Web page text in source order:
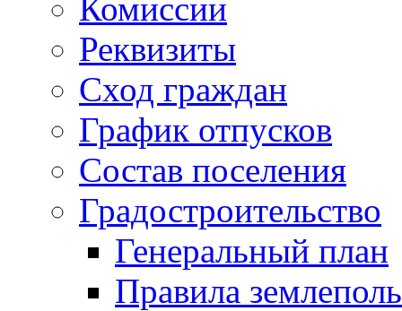
Комиссии
Реквизиты
Сход граждан
График отпусков
Состав поселения
Градостроительство
Генеральный план
Правила